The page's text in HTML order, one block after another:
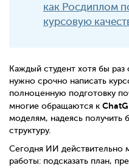
как Росдиплом
курсовую
Каждый студент хотя бы раз
нужно срочно написать
полноценную подготовку
многие обращаются к
моделям, надеясь получить
структуру.
Сегодня ИИ действительно
работы: подсказать план,